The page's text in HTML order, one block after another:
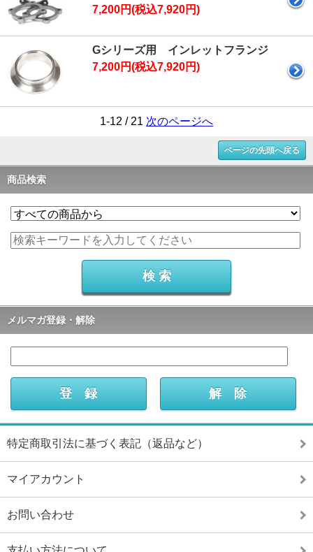
7,200円(税込7,920円)
Gシリーズ用 インレットフランジ
7,200円(税込7,920円)
1-12 / 21 次のページへ
ページの先頭へ戻る
商品検索
メルマガ登録・解除
特定商取引法に基づく表記（返品など）
マイアカウント
お問い合わせ